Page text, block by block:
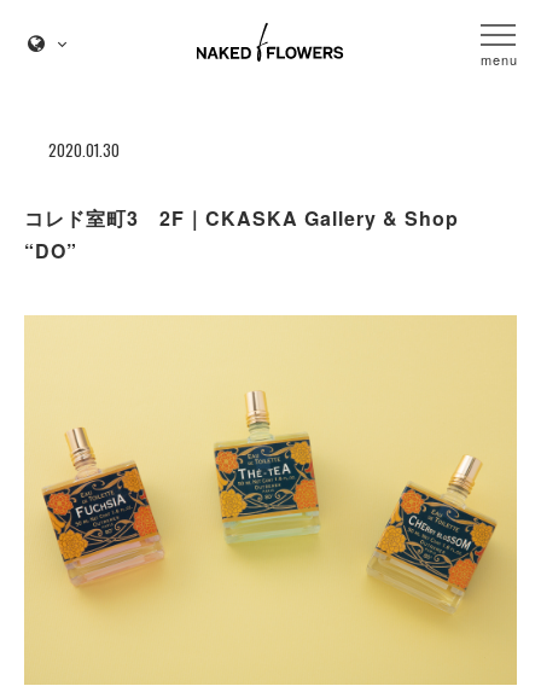
menu
2020.01.30
コレド室町3 2F｜CKASKA Gallery & Shop
“DO”